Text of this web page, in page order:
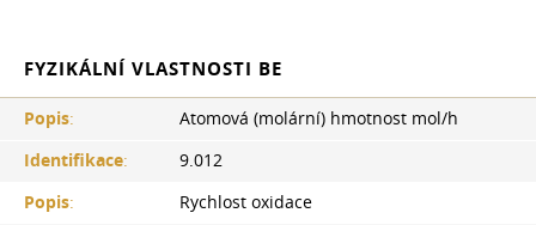
FYZIKÁLNÍ VLASTNOSTI BE
Popis:
Atomová (molární) hmotnost mol/h
Identifikace:
9.012
Popis:
Rychlost oxidace